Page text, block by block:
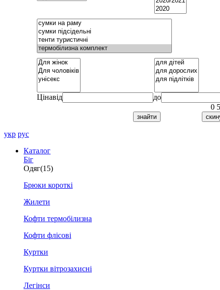
Цінавід
до
0
укр рус
Каталог
Біг
Одяг(15)
Брюки короткі
Жилети
Кофти термобілизна
Кофти флісові
Куртки
Куртки вітрозахисні
Легінси